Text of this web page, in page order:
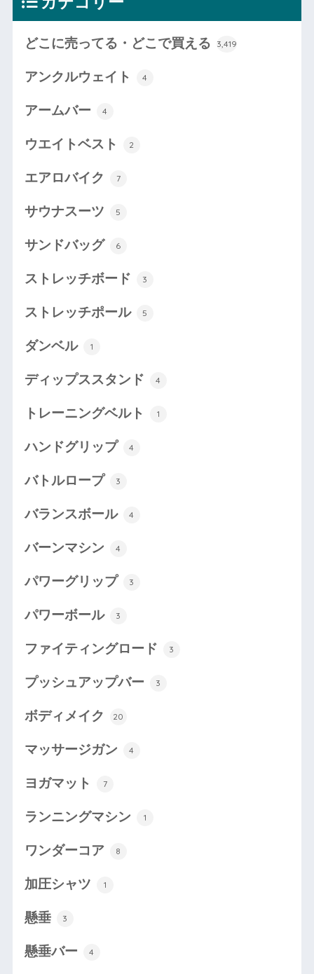
どこに売ってる・どこで買える 3,419
アンクルウェイト 4
アームバー 4
ウエイトベスト 2
エアロバイク 7
サウナスーツ 5
サンドバッグ 6
ストレッチボード 3
ストレッチポール 5
ダンベル 1
ディップススタンド 4
トレーニングベルト 1
ハンドグリップ 4
バトルロープ 3
バランスボール 4
バーンマシン 4
パワーグリップ 3
パワーボール 3
ファイティングロード 3
プッシュアップバー 3
ボディメイク 20
マッサージガン 4
ヨガマット 7
ランニングマシン 1
ワンダーコア 8
加圧シャツ 1
懸垂 3
懸垂バー 4